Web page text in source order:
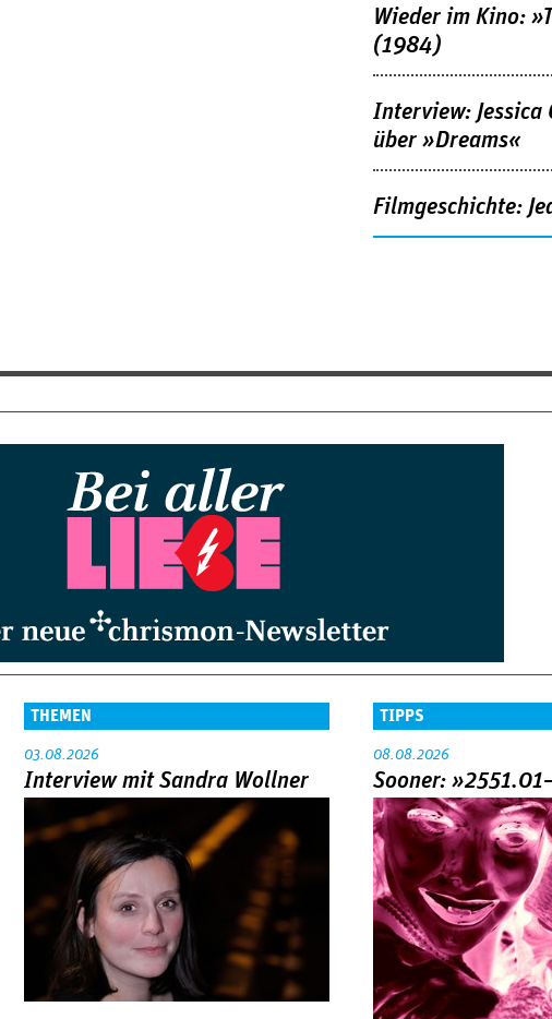
Wieder im Kino:
(1984)
Interview: Jessica
über »Dreams«
Filmgeschichte:
THEMEN
03.08.2026
Interview mit Sandra Wollner
TIPPS
08.08.2026
Sooner: